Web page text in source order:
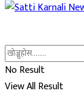
No Result
View All Result